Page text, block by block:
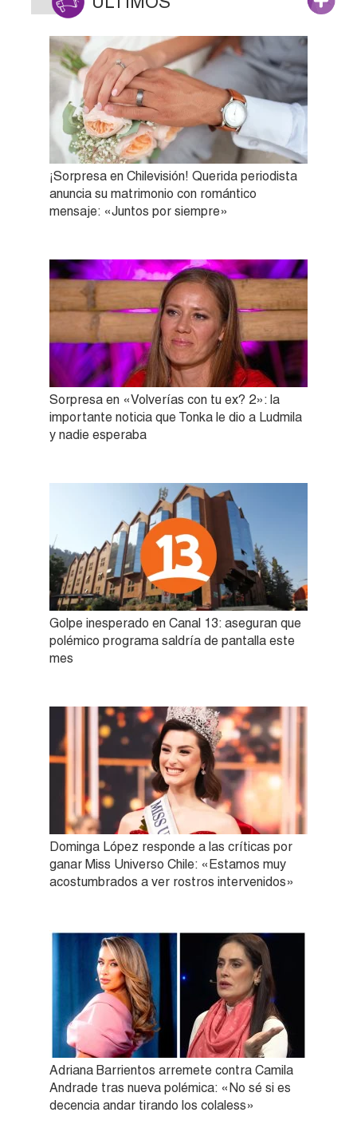
¡Sorpresa en Chilevisión! Querida periodista
anuncia su matrimonio con romántico
mensaje: «Juntos por siempre»
Sorpresa en «Volverías con tu ex? 2»: la
importante noticia que Tonka le dio a Ludmila
y nadie esperaba
Golpe inesperado en Canal 13: aseguran que
polémico programa saldría de pantalla este
mes
Dominga López responde a las críticas por
ganar Miss Universo Chile: «Estamos muy
acostumbrados a ver rostros intervenidos»
Adriana Barrientos arremete contra Camila
Andrade tras nueva polémica: «No sé si es
decencia andar tirando los colaless»